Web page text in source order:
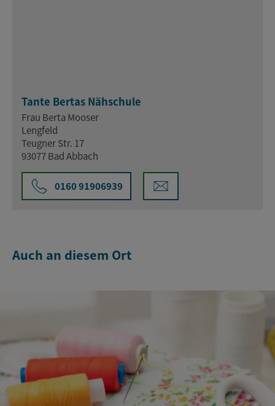
Tante Bertas Nähschule
Frau Berta Mooser
Lengfeld
Teugner Str. 17
93077 Bad Abbach
0160 91906939
Auch an diesem Ort